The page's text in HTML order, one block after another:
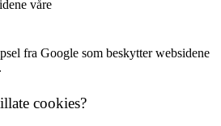
våre
fra Google som beskytter websidene
cookies?